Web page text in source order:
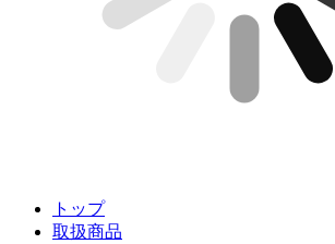
トップ
取扱商品